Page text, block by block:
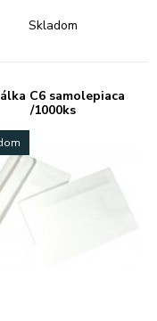
Skladom
C6 samolepiaca
/1000ks